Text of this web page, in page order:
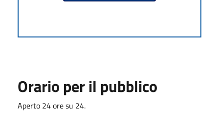
Orario per il pubblico
Aperto 24 ore su 24.